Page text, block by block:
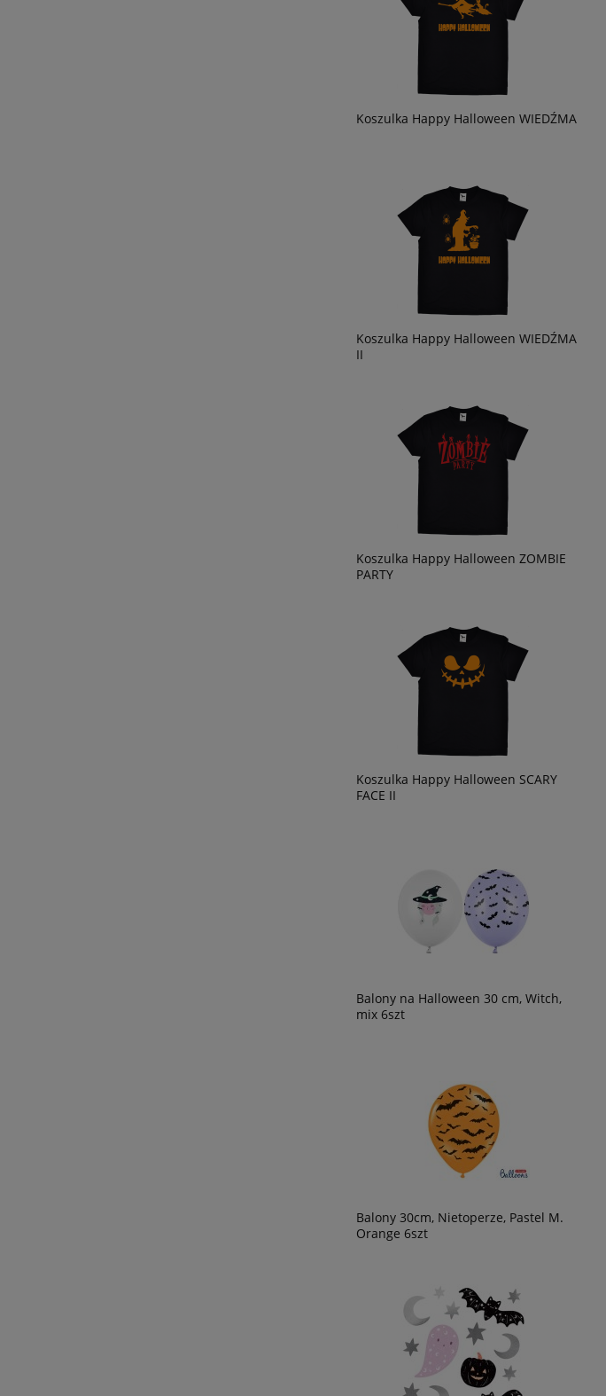
Koszulka Happy Halloween WIEDŹMA
Koszulka Happy Halloween WIEDŹMA
II
Koszulka Happy Halloween ZOMBIE
PARTY
Koszulka Happy Halloween SCARY
FACE II
Balony na Halloween 30 cm, Witch,
mix 6szt
Balony 30cm, Nietoperze, Pastel M.
Orange 6szt